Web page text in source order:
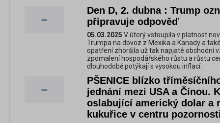
Den D, 2. dubna : Trump
připravuje odpověď
05.03.2025 V úterý vstoupila v platnost
Trumpa na dovoz z Mexika a Kanady a
opatření zhoršila už tak napjaté obchodní
zpomalení hospodářského růstu a růstu
dlouhodobě potýkají s vysokou inflací.
PŠENICE blízko
jednání mezi USA a Čínou.
oslabující americký dolar a
kukuřice v centru